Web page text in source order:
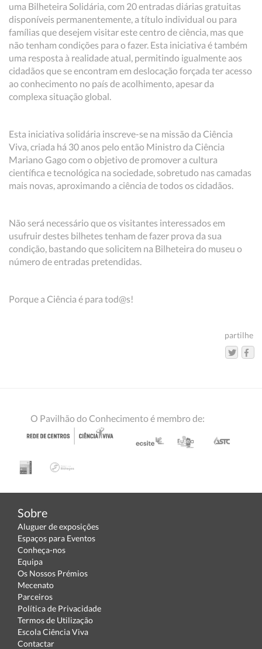
uma Bilheteira Solidária, com 20 entradas diárias gratuitas
disponíveis permanentemente, a título individual ou para
famílias que desejem visitar este centro de ciência, mas que
não tenham condições para o fazer. Esta iniciativa é também
uma resposta à realidade atual, permitindo igualmente aos
cidadãos que se encontram em deslocação forçada ter acesso
ao conhecimento no país de acolhimento, apesar da
complexa situação global.
Esta iniciativa solidária inscreve-se na missão da Ciência
Viva, criada há 30 anos pelo então Ministro da Ciência
Mariano Gago com o objetivo de promover a cultura
científica e tecnológica na sociedade, sobretudo nas camadas
mais novas, aproximando a ciência de todos os cidadãos.
Não será necessário que os visitantes interessados em
usufruir destes bilhetes tenham de fazer prova da sua
condição, bastando que solicitem na Bilheteira do museu o
número de entradas pretendidas.
Porque a Ciência é para tod@s!
partilhe
O Pavilhão do Conhecimento é membro de:
Sobre
Aluguer de exposições
Espaços para Eventos
Conheça-nos
Equipa
Os Nossos Prémios
Mecenato
Parceiros
Política de Privacidade
Termos de Utilização
Escola Ciência Viva
Contactar